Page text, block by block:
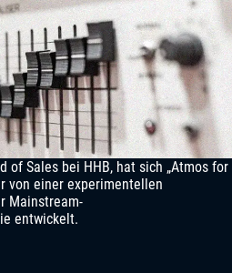
of Sales bei HHB, hat sich „Atmos for
von einer experimentellen
Mainstream-
entwickelt.